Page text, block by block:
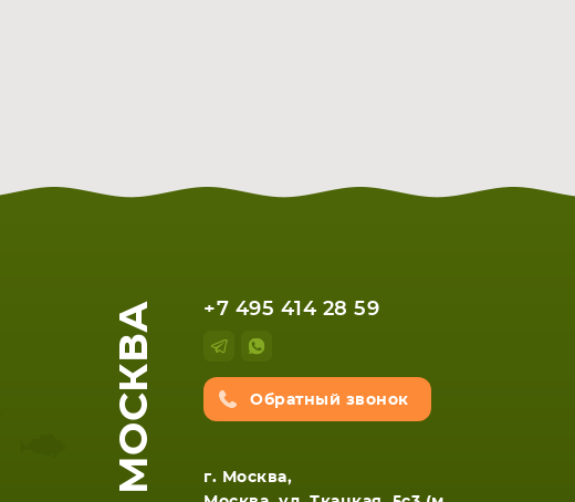
НОУТБУКА ПЛАНШЕТА
МОСКВА +7 495 414 28 59
Обратный звонок
г. Москва,